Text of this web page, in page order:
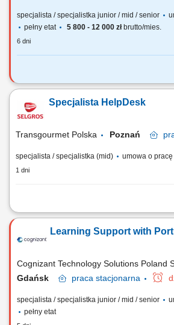
specjalista / specjalistka junior / mid / senior
pełny etat
5 800 - 12 000 złbrutto/mies.
6 dni
Jakie będą Twoje obowiązki? nadzór nad
oraz sterowania AV nadzór i podstawowa
nagłośnienia monitorowanie i podstawowa
Specjalista HelpDesk
Transgourmet Polska Poznań
specjalista / specjalistka (mid) umowa o pracę
1 dni
Twój zakres obowiązków praca hybrydowa w
informatycznych celem zapewnienia ciągłości
zgłoszeń incydentów w systemie HelpDesk oraz
Learning Support with
Cognizant Technology Solutions Poland
Gdańsk
praca stacjonarna
specjalista / specjalistka junior / mid / senior
pełny etat